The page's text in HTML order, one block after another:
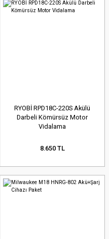
RYOBİ RPD18C-220S Akülü
Darbeli Kömürsüz Motor
Vidalama
8.650 TL